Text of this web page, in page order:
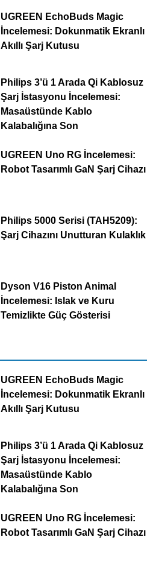
UGREEN EchoBuds Magic
İncelemesi: Dokunmatik Ekranlı
Akıllı Şarj Kutusu
Philips 3’ü 1 Arada Qi Kablosuz
Şarj İstasyonu İncelemesi:
Masaüstünde Kablo
Kalabalığına Son
UGREEN Uno RG İncelemesi:
Robot Tasarımlı GaN Şarj Cihazı
Philips 5000 Serisi (TAH5209):
Şarj Cihazını Unutturan Kulaklık
Dyson V16 Piston Animal
İncelemesi: Islak ve Kuru
Temizlikte Güç Gösterisi
UGREEN EchoBuds Magic
İncelemesi: Dokunmatik Ekranlı
Akıllı Şarj Kutusu
Philips 3’ü 1 Arada Qi Kablosuz
Şarj İstasyonu İncelemesi:
Masaüstünde Kablo
Kalabalığına Son
UGREEN Uno RG İncelemesi:
Robot Tasarımlı GaN Şarj Cihazı